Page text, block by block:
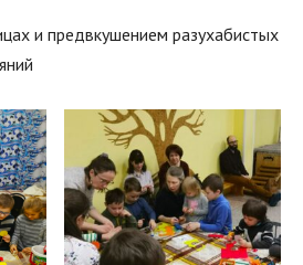
и предвкушением разухабистых